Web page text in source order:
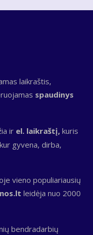
laikraštis,
spaudinys
ir el. laikraštį, kuris
gyvena, dirba,
vieno populiariausių
leidėja nuo 2000
bendradarbių